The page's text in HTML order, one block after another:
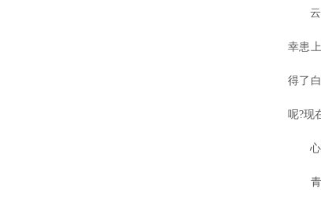
云
幸患
得了
呢?现
心
青少